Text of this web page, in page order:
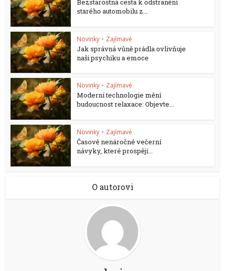
Bezstarostná cesta k odstranění
starého automobilu z...
Novinky • Zajímavé
Jak správná vůně prádla ovlivňuje
naši psychiku a emoce
Novinky • Zajímavé
Moderní technologie mění
budoucnost relaxace: Objevte...
Novinky • Zajímavé
Časově nenáročné večerní
návyky, které prospějí...
O autorovi